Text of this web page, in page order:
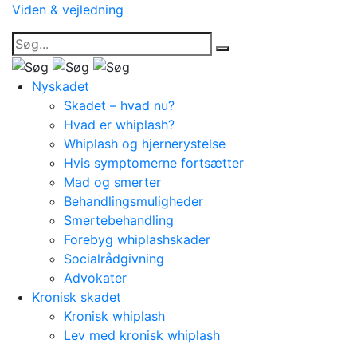
Viden & vejledning
Nyskadet
Skadet – hvad nu?
Hvad er whiplash?
Whiplash og hjernerystelse
Hvis symptomerne fortsætter
Mad og smerter
Behandlingsmuligheder
Smertebehandling
Forebyg whiplashskader
Socialrådgivning
Advokater
Kronisk skadet
Kronisk whiplash
Lev med kronisk whiplash